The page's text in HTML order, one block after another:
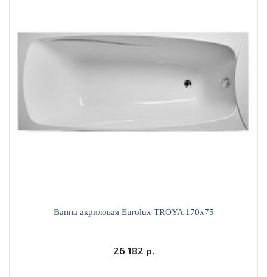
Ванна акриловая Eurolux TROYA 170x75
26 182 р.